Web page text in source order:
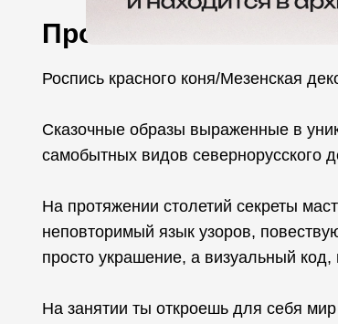
Про событие
Роспись красного коня/Мезенская
Сказочные образы выраженные в
самобытных видов севернорусского
На протяжении столетий секреты
неповторимый язык узоров,
просто украшение, а визуальный
На занятии ты откроешь для себя